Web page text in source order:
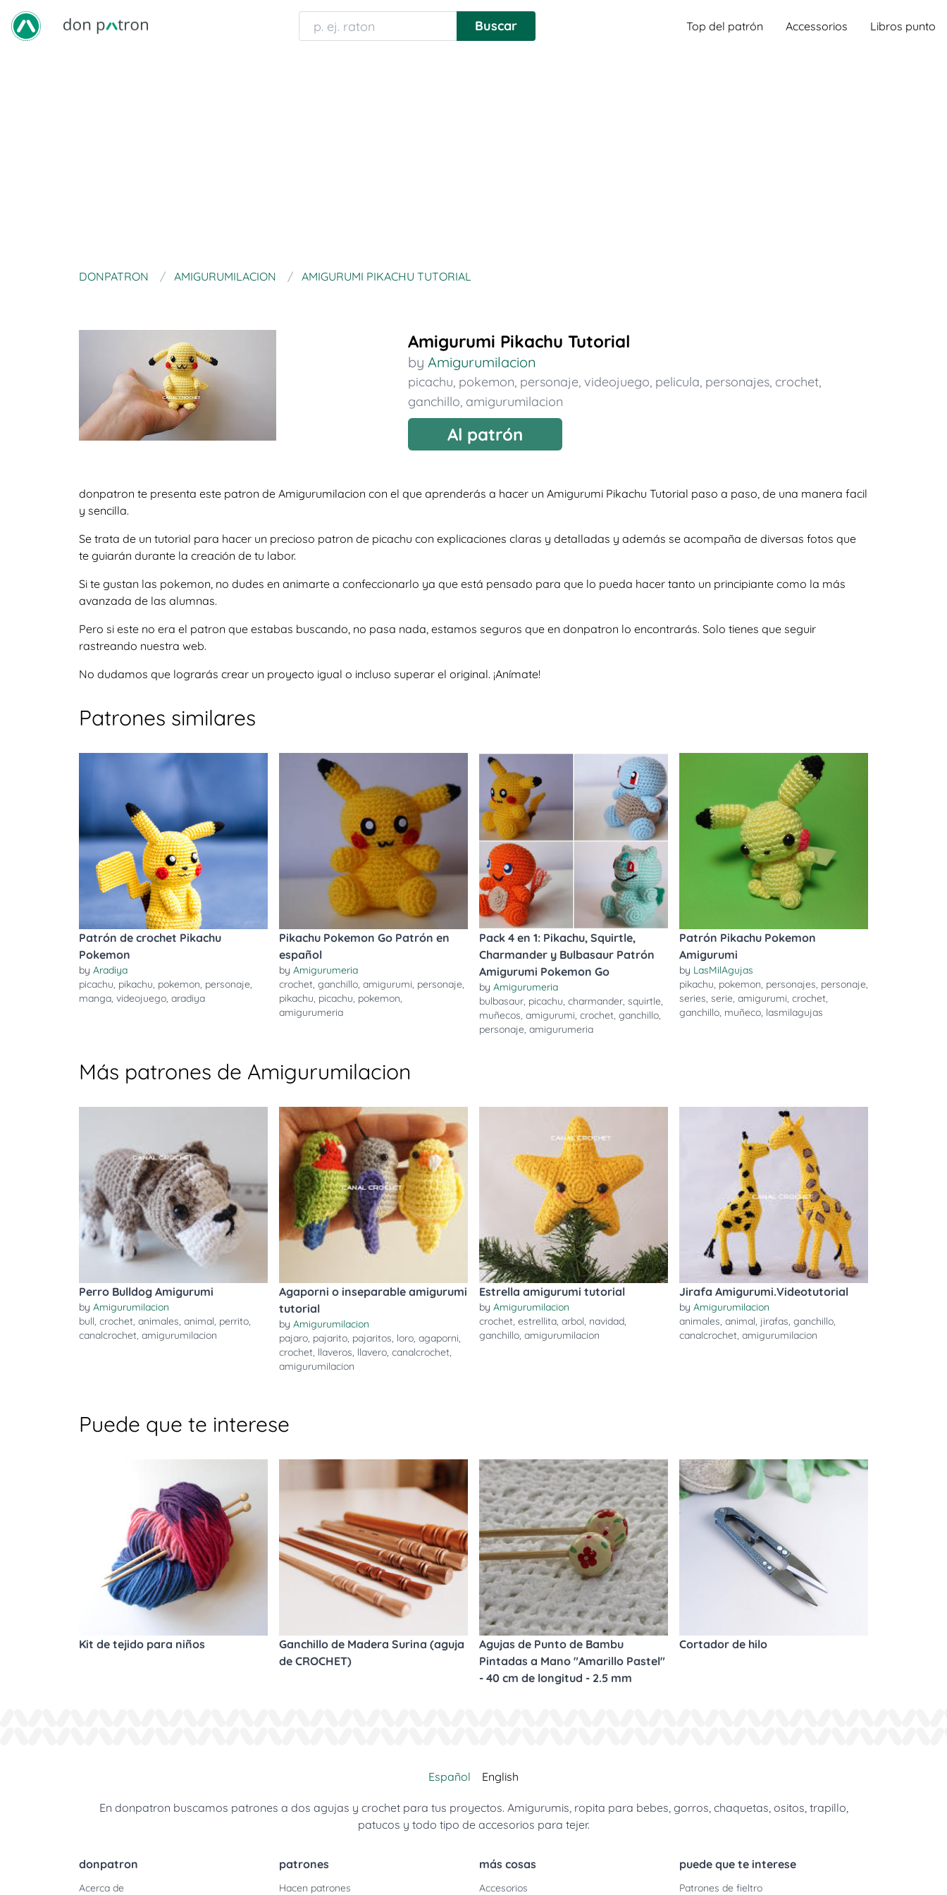
Top del patrón Accessorios Libros punto
DONPATRON AMIGURUMILACION AMIGURUMI PIKACHU TUTORIAL
Amigurumi Pikachu Tutorial
by Amigurumilacion
picachu, pokemon, personaje, videojuego, pelicula, personajes, crochet,
ganchillo, amigurumilacion
Al patrón
donpatron te presenta este patron de Amigurumilacion con el que aprenderás a hacer un Amigurumi Pikachu Tutorial paso a paso, de una manera facil
y sencilla.
Se trata de un tutorial para hacer un precioso patron de picachu con explicaciones claras y detalladas y además se acompaña de diversas fotos que
te guiarán durante la creación de tu labor.
Si te gustan las pokemon, no dudes en animarte a confeccionarlo ya que está pensado para que lo pueda hacer tanto un principiante como la más
avanzada de las alumnas.
Pero si este no era el patron que estabas buscando, no pasa nada, estamos seguros que en donpatron lo encontrarás. Solo tienes que seguir
rastreando nuestra web.
No dudamos que lograrás crear un proyecto igual o incluso superar el original. ¡Anímate!
Patrones similares
Patrón de crochet Pikachu
Pokemon
by Aradiya
picachu, pikachu, pokemon, personaje,
manga, videojuego, aradiya
Pikachu Pokemon Go Patrón en
español
by Amigurumeria
crochet, ganchillo, amigurumi, personaje,
pikachu, picachu, pokemon,
amigurumeria
Pack 4 en 1: Pikachu, Squirtle,
Charmander y Bulbasaur Patrón
Amigurumi Pokemon Go
by Amigurumeria
bulbasaur, picachu, charmander, squirtle,
muñecos, amigurumi, crochet, ganchillo,
personaje, amigurumeria
Patrón Pikachu Pokemon
Amigurumi
by LasMilAgujas
pikachu, pokemon, personajes, personaje,
series, serie, amigurumi, crochet,
ganchillo, muñeco, lasmilagujas
Más patrones de Amigurumilacion
Perro Bulldog Amigurumi
by Amigurumilacion
bull, crochet, animales, animal, perrito,
canalcrochet, amigurumilacion
Agaporni o inseparable amigurumi
tutorial
by Amigurumilacion
pajaro, pajarito, pajaritos, loro, agaporni,
crochet, llaveros, llavero, canalcrochet,
amigurumilacion
Estrella amigurumi tutorial
by Amigurumilacion
crochet, estrellita, arbol, navidad,
ganchillo, amigurumilacion
Jirafa Amigurumi.Videotutorial
by Amigurumilacion
animales, animal, jirafas, ganchillo,
canalcrochet, amigurumilacion
Puede que te interese
Kit de tejido para niños
Ganchillo de Madera Surina (aguja
de CROCHET)
Agujas de Punto de Bambu
Pintadas a Mano "Amarillo Pastel"
- 40 cm de longitud - 2.5 mm
Cortador de hilo
Español English
En donpatron buscamos patrones a dos agujas y crochet para tus proyectos. Amigurumis, ropita para bebes, gorros, chaquetas, ositos, trapillo,
patucos y todo tipo de accesorios para tejer.
donpatron
Acerca de
patrones
Hacen patrones
más cosas
Accesorios
puede que te interese
Patrones de fieltro